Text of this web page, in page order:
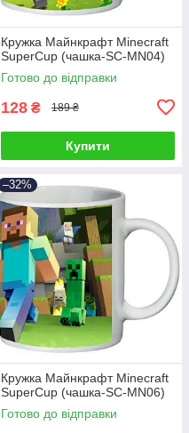
Кружка Майнкрафт Minecraft
SuperCup (чашка-SC-MN04)
Готово до відправки
128 ₴ 189 ₴
Купити
–32%
Кружка Майнкрафт Minecraft
SuperCup (чашка-SC-MN06)
Готово до відправки